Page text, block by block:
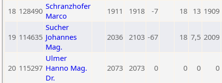
18 128490 Schranzhofer
Marco
1911 1918 -7 18 13 1909
19 114635
Sucher
Johannes
Mag.
2036 2103 -67 18 7,5 2009
20 115297
Ulmer
Hanno Mag.
Dr.
2073 2073 0 0 0 0